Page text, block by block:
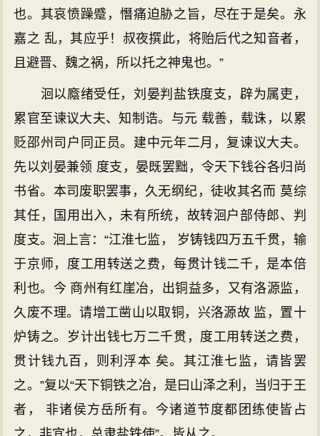
也。其哀愤躁蹙，憯痛迫胁之旨，尽在于是矣。永
嘉之 乱，其应乎！叔夜撰此，将贻后代之知音者，
且避晋、魏之祸，所以托之神鬼也。”
洄以廕绪受任，刘晏判盐铁度支，辟为属吏，
累官至谏议大夫、知制诰。与元 载善，载诛，以累
贬邵州司户同正员。建中元年二月，复谏议大夫。
先以刘晏兼领 度支，晏既罢黜，令天下钱谷各归尚
书省。本司废职罢事，久无纲纪，徒收其名而 莫综
其任，国用出入，未有所统，故转洄户部侍郎、判
度支。洄上言：“江淮七监， 岁铸钱四万五千贯，输
于京师，度工用转送之费，每贯计钱二千，是本倍
利也。今 商州有红崖冶，出铜益多，又有洛源监，
久废不理。请增工凿山以取铜，兴洛源故 监，置十
炉铸之。岁计出钱七万二千贯，度工用转送之费，
贯计钱九百，则利浮本 矣。其江淮七监，请皆罢
之。”复以“天下铜铁之冶，是曰山泽之利，当归于王
者， 非诸侯方岳所有。今诸道节度都团练使皆占